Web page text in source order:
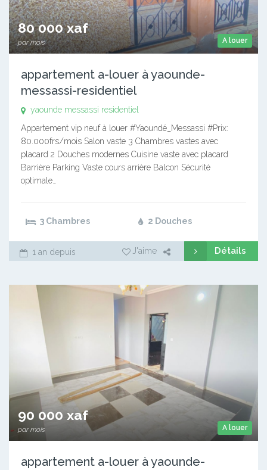
A louer
80 000 xaf
par mois
appartement a-louer à yaounde-
messassi-residentiel
yaounde messassi residentiel
Appartement vip neuf à louer #Yaoundé_Messassi #Prix:
80.000frs/mois Salon vaste 3 Chambres vastes avec
placard 2 Douches modernes Cuisine vaste avec placard
Barrière Parking Vaste cours arrière Balcon Sécurité
optimale…
3 Chambres 2 Douches
1 an depuis J'aime Détails
A louer
90 000 xaf
par mois
appartement a-louer à yaounde-